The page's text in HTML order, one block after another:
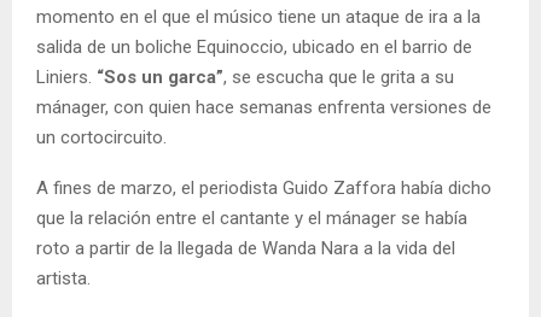
momento en el que el músico tiene un ataque de ira a la
salida de un boliche Equinoccio, ubicado en el barrio de
Liniers. “Sos un garca”, se escucha que le grita a su
mánager, con quien hace semanas enfrenta versiones de
un cortocircuito.
A fines de marzo, el periodista Guido Zaffora había dicho
que la relación entre el cantante y el mánager se había
roto a partir de la llegada de Wanda Nara a la vida del
artista.